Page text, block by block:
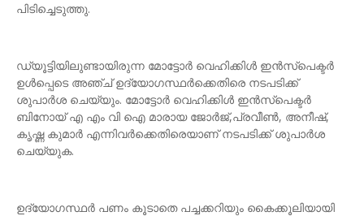
പിടിച്ചെടുത്തു.
ഡ്യൂട്ടിയിലുണ്ടായിരുന്ന മോട്ടോർ വെഹിക്കിൾ ഇൻസ്‌പെക്ടർ
ഉൾപ്പെടെ അഞ്ച് ഉദ്യോഗസ്ഥർക്കെതിരെ നടപടിക്ക്
ശുപാർശ ചെയ്യും. മോട്ടോർ വെഹിക്കിൾ ഇൻസ്‌പെക്ടർ
ബിനോയ് എ എം വി ഐ മാരായ ജോർജ്,പ്രവീൺ, അനീഷ്,
കൃഷ്ണ കുമാർ എന്നിവർക്കെതിരെയാണ് നടപടിക്ക് ശുപാർശ
ചെയ്യുക.
ഉദ്യോഗസ്ഥർ പണം കൂടാതെ പച്ചക്കറിയും കൈക്കൂലിയായി